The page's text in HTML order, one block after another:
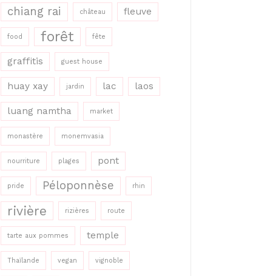
chiang rai château fleuve
food forêt fête
graffitis guest house
huay xay jardin lac laos
luang namtha market
monastère monemvasia
nourriture plages pont
pride Péloponnèse rhin
rivière rizières route
tarte aux pommes temple
Thaïlande vegan vignoble